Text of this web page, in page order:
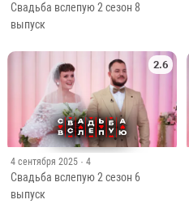
Свадьба вслепую 2 сезон 8
выпуск
2.6
4 сентября 2025 · 4
Свадьба вслепую 2 сезон 6
выпуск